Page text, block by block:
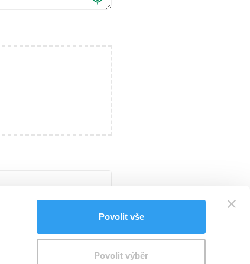
Povolit vše
Povolit výběr